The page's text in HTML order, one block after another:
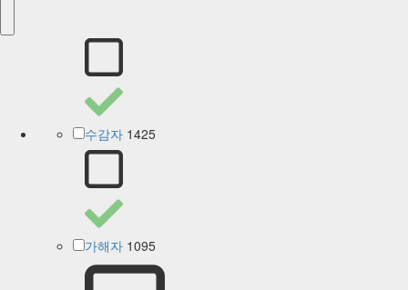
수감자 1425
가해자 1095